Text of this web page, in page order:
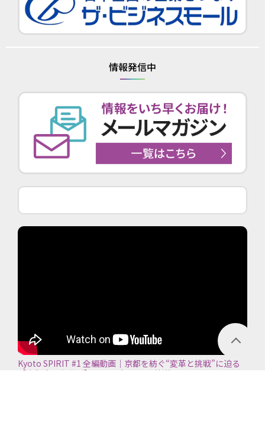
情報発信中
Kyoto SPIRIT #1 全編動画｜京都を紡ぐ“変革と挑戦”に迫る
【京都商工会議所】＜2026年7月5日放送＞